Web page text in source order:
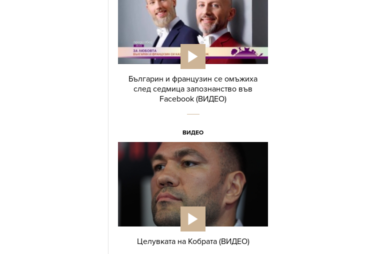
Българин и французин се омъжиха
след седмица запознанство във
Facebook (ВИДЕО)
ВИДЕО
Целувката на Кобрата (ВИДЕО)